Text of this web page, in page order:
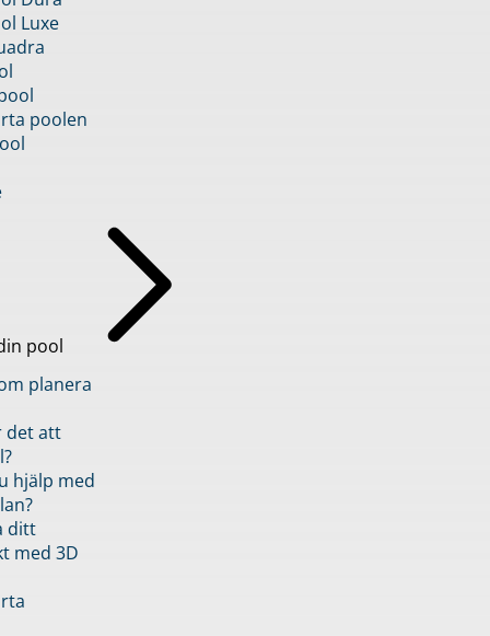
Luxe
poolen
pool
planera
det att
hjälp med
ditt
med 3D